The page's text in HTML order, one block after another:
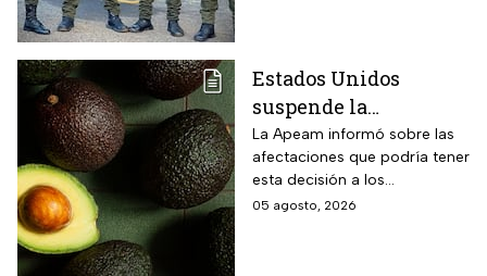
Estados Unidos
suspende la
importación de
aguacate de
Michoacán por alerta
de seguridad
La Apeam informó sobre las
afectaciones que podría tener
esta decisión a los
trabajadores y la industria
05 agosto, 2026